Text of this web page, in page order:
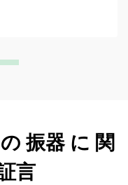
振器 に 関
言